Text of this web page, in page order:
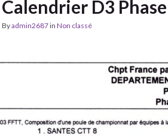
Calendrier D3
Byadmin2687in Non classé